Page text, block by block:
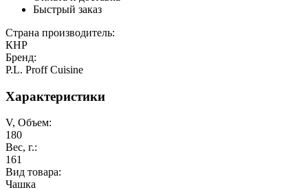
Быстрый заказ
Страна производитель:
КНР
Бренд:
P.L. Proff Cuisine
Характеристики
V, Объем:
180
Вес, г.:
161
Вид товара:
Чашка